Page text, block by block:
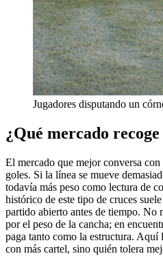
Jugadores disputando un
¿Qué mercado
El mercado que mejor conversa con
goles. Si la línea se mueve
todavía más peso como lectura de
histórico de este tipo de cruces
partido abierto antes de tiempo. No
por el peso de la cancha; en
paga tanto como la estructura. Aquí
con más cartel, sino quién tolera